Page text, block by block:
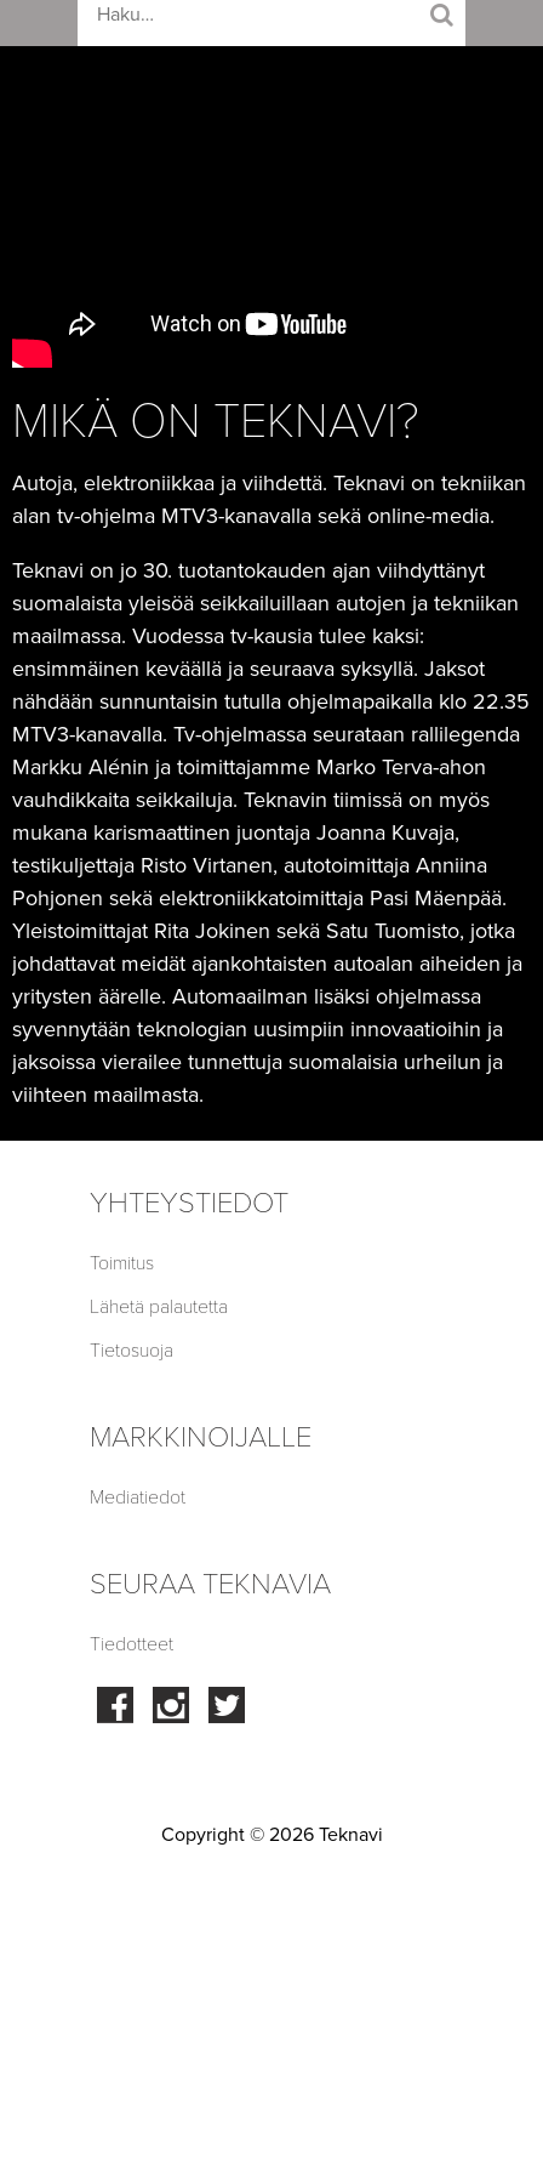
MIKÄ ON TEKNAVI?
Autoja, elektroniikkaa ja viihdettä. Teknavi on tekniikan
alan tv-ohjelma MTV3-kanavalla sekä online-media.
Teknavi on jo 30. tuotantokauden ajan viihdyttänyt
suomalaista yleisöä seikkailuillaan autojen ja tekniikan
maailmassa. Vuodessa tv-kausia tulee kaksi:
ensimmäinen keväällä ja seuraava syksyllä. Jaksot
nähdään sunnuntaisin tutulla ohjelmapaikalla klo 22.35
MTV3-kanavalla. Tv-ohjelmassa seurataan rallilegenda
Markku Alénin ja toimittajamme Marko Terva-ahon
vauhdikkaita seikkailuja. Teknavin tiimissä on myös
mukana karismaattinen juontaja Joanna Kuvaja,
testikuljettaja Risto Virtanen, autotoimittaja Anniina
Pohjonen sekä elektroniikkatoimittaja Pasi Mäenpää.
Yleistoimittajat Rita Jokinen sekä Satu Tuomisto, jotka
johdattavat meidät ajankohtaisten autoalan aiheiden ja
yritysten äärelle. Automaailman lisäksi ohjelmassa
syvennytään teknologian uusimpiin innovaatioihin ja
jaksoissa vierailee tunnettuja suomalaisia urheilun ja
viihteen maailmasta.
YHTEYSTIEDOT
Toimitus
Lähetä palautetta
Tietosuoja
MARKKINOIJALLE
Mediatiedot
SEURAA TEKNAVIA
Tiedotteet
FacebookInstagram
Copyright © 2026 Teknavi